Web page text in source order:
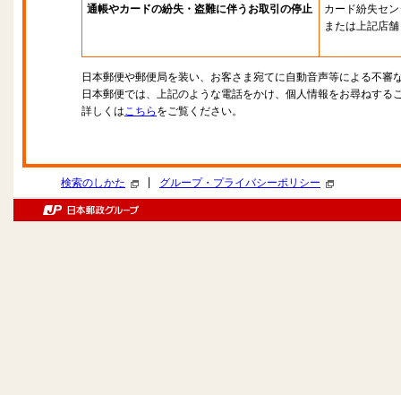
通帳やカードの紛失・盗難に伴うお取引の停止
カード紛失セ
または上記店舗
日本郵便や郵便局を装い、お客さま宛てに自動音声等による不審
日本郵便では、上記のような電話をかけ、個人情報をお尋ねする
詳しくはこちら をご覧ください。
検索のしかた グループ・プライバシーポリシー